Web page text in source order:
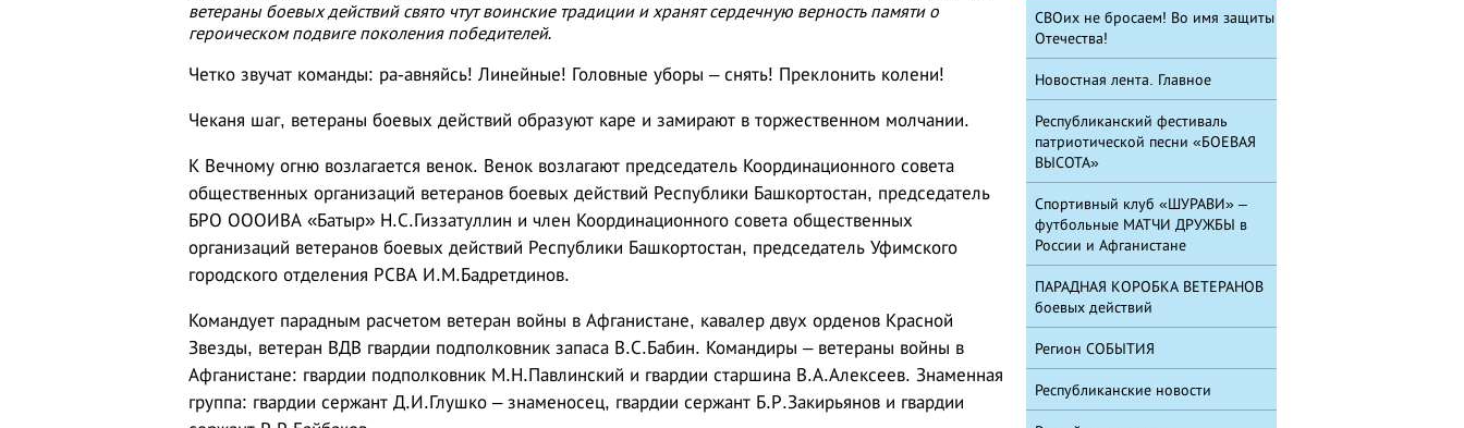
ветераны боевых действий свято чтут воинские традиции и хранят сердечную верность памяти о
героическом подвиге поколения победителей.
Четко звучат команды: ра-авняйсь! Линейные! Головные уборы – снять! Преклонить колени!
Чеканя шаг, ветераны боевых действий образуют каре и замирают в торжественном молчании.
К Вечному огню возлагается венок. Венок возлагают председатель Координационного совета
общественных организаций ветеранов боевых действий Республики Башкортостан, председатель
БРО ОООИВА «Батыр» Н.С.Гиззатуллин и член Координационного совета общественных
организаций ветеранов боевых действий Республики Башкортостан, председатель Уфимского
городского отделения РСВА И.М.Бадретдинов.
Командует парадным расчетом ветеран войны в Афганистане, кавалер двух орденов Красной
Звезды, ветеран ВДВ гвардии подполковник запаса В.С.Бабин. Командиры – ветераны войны в
Афганистане: гвардии подполковник М.Н.Павлинский и гвардии старшина В.А.Алексеев. Знаменная
группа: гвардии сержант Д.И.Глушко – знаменосец, гвардии сержант Б.Р.Закирьянов и гвардии
СВОих не бросаем! Во имя защиты
Отечества!
Новостная лента. Главное
Республиканский фестиваль
патриотической песни «БОЕВАЯ
ВЫСОТА»
Спортивный клуб «ШУРАВИ» –
футбольные МАТЧИ ДРУЖБЫ в
России и Афганистане
ПАРАДНАЯ КОРОБКА ВЕТЕРАНОВ
боевых действий
Регион СОБЫТИЯ
Республиканские новости